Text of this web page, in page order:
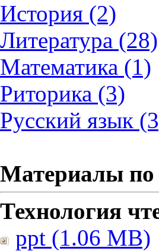
История (2)
Литература (28)
Математика (1)
Риторика (3)
Русский язык
Материалы по
Технология
ppt (1.06 MB)